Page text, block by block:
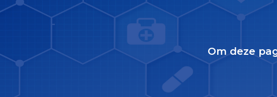
Om deze